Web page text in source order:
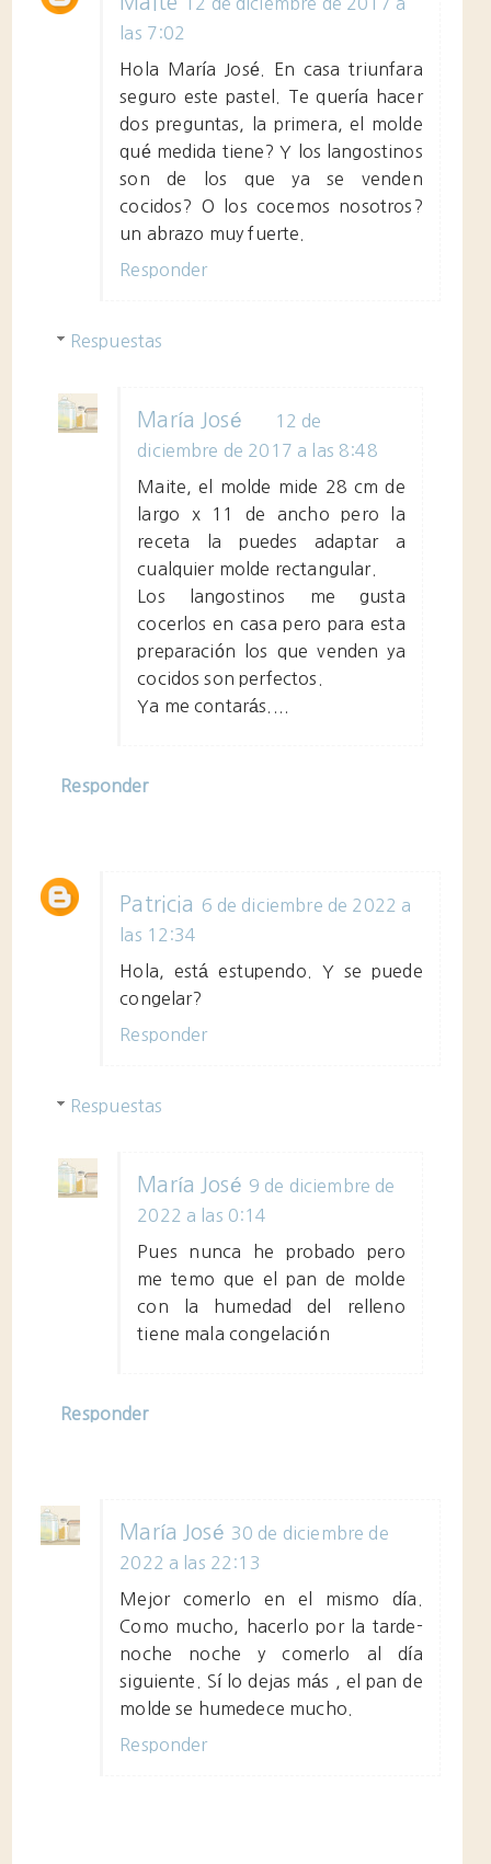
12 de diciembre de 2017 a
las 7:02
Hola María José. En casa triunfara
seguro este pastel. Te quería hacer
dos preguntas, la primera, el molde
qué medida tiene? Y los langostinos
son de los que ya se venden
cocidos? O los cocemos nosotros?
un abrazo muy fuerte.
Responder
Respuestas
María José
12 de
diciembre de 2017 a las 8:48
Maite, el molde mide 28 cm de
largo x 11 de ancho pero la
receta la puedes adaptar a
cualquier molde rectangular.
Los langostinos me gusta
cocerlos en casa pero para esta
preparación los que venden ya
cocidos son perfectos.
Ya me contarás....
Responder
Patricia
6 de diciembre de 2022 a
las 12:34
Hola, está estupendo. Y se puede
congelar?
Responder
Respuestas
María José 9 de diciembre de
2022 a las 0:14
Pues nunca he probado pero
me temo que el pan de molde
con la humedad del relleno
tiene mala congelación
Responder
María José 30 de diciembre de
2022 a las 22:13
Mejor comerlo en el mismo día.
Como mucho, hacerlo por la tarde-
noche noche y comerlo al día
siguiente. Sí lo dejas más , el pan de
molde se humedece mucho.
Responder